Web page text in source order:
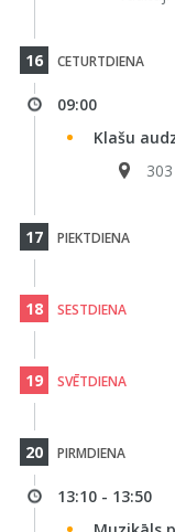
16 CETURTDIENA
09:00
Klašu
303
17 PIEKTDIENA
18 SESTDIENA
19 SVĒTDIENA
20 PIRMDIENA
13:10 - 13:50